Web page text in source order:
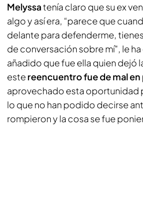
Melyssatenía claro que su ex
algo y así era, “parece que
delante para defenderme,
de conversación sobre mí", le
añadido que fue ella quien dejó
este reencuentro fue de mal en
aprovechado esta oportunidad
lo que no han podido decirse
rompieron y la cosa se fue